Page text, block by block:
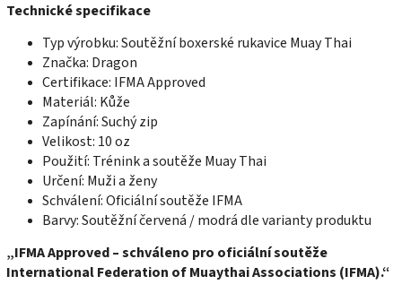
Technické specifikace
Typ výrobku: Soutěžní boxerské rukavice Muay Thai
Značka: Dragon
Certifikace: IFMA Approved
Materiál: Kůže
Zapínání: Suchý zip
Velikost: 10 oz
Použití: Trénink a soutěže Muay Thai
Určení: Muži a ženy
Schválení: Oficiální soutěže IFMA
Barvy: Soutěžní červená / modrá dle varianty produktu
„IFMA Approved – schváleno pro oficiální soutěže
International Federation of Muaythai Associations (IFMA).“